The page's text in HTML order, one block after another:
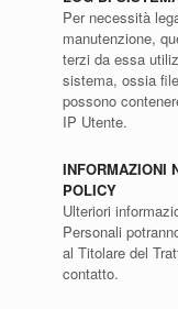
Per necessità
manutenzione,
terzi da essa
sistema, ossia
possono
IP Utente.
INFORMAZIONI
POLICY
Ulteriori
Personali
al Titolare del
contatto.